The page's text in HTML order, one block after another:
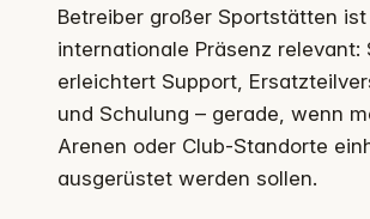
Betreiber großer Sportstätten ist
internationale Präsenz relevant:
erleichtert Support,
und Schulung – gerade, wenn
Arenen oder Club-Standorte
ausgerüstet werden sollen.